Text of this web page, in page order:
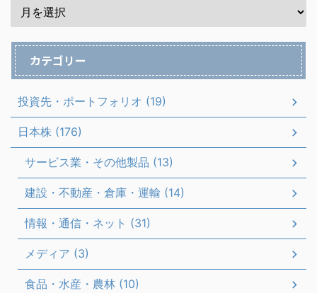
カテゴリー
投資先・ポートフォリオ (19)
日本株 (176)
サービス業・その他製品 (13)
建設・不動産・倉庫・運輸 (14)
情報・通信・ネット (31)
メディア (3)
食品・水産・農林 (10)